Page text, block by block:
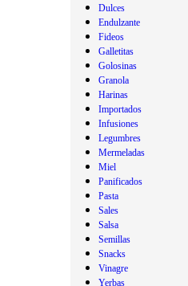
Dulces
Endulzante
Fideos
Galletitas
Golosinas
Granola
Harinas
Importados
Infusiones
Legumbres
Mermeladas
Miel
Panificados
Pasta
Sales
Salsa
Semillas
Snacks
Vinagre
Yerbas